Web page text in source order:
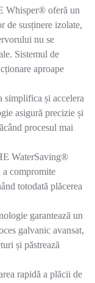
oferă un
de susținere izolate,
nu se
Sistemul de
aproape
și accelera
asigură precizie și
procesul mai
WaterSaving®
a compromite
totodată plăcerea
garantează un
galvanic avansat,
și păstrează
rapidă a plăcii de